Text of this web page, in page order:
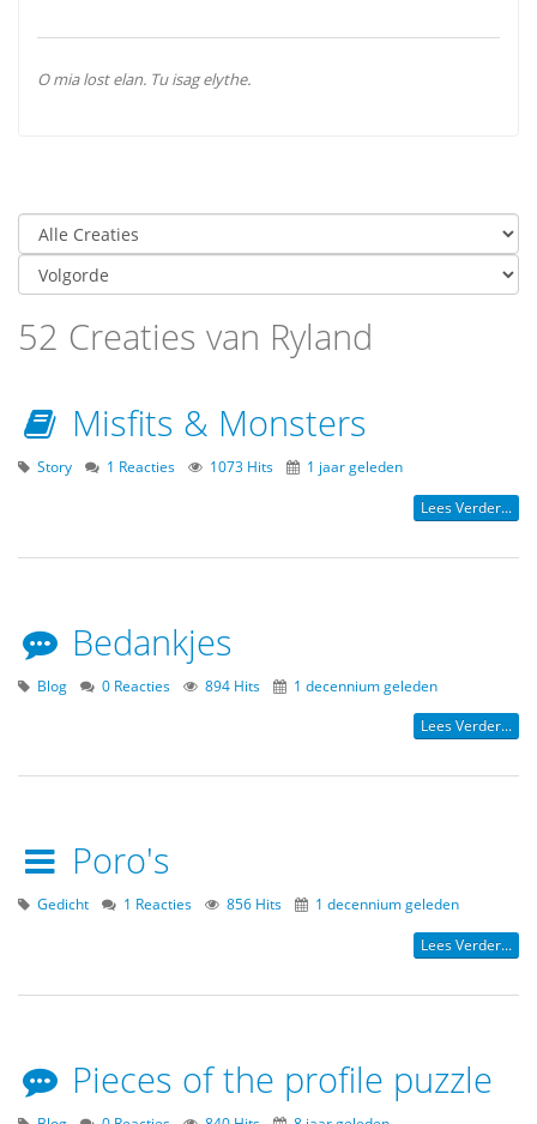
O mia lost elan. Tu isag elythe.
52 Creaties van Ryland
Misfits & Monsters
Story 1 Reacties 1073 Hits 1 jaar geleden
Lees Verder...
Bedankjes
Blog 0 Reacties 894 Hits 1 decennium geleden
Lees Verder...
Poro's
Gedicht 1 Reacties 856 Hits 1 decennium geleden
Lees Verder...
Pieces of the profile puzzle